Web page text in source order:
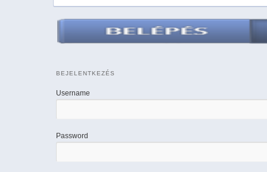
BEJELENTKEZÉS
Username
Password